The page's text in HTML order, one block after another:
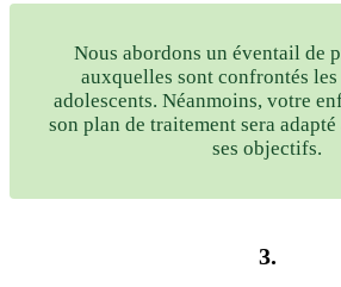
Nous abordons un éventail de
auxquelles sont confrontés les
adolescents. Néanmoins, votre
son plan de traitement sera adapté
ses objectifs.
3.